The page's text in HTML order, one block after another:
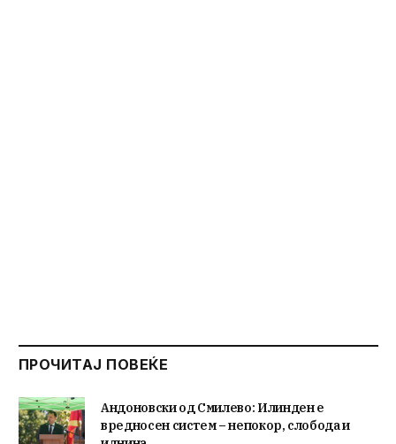
ПРОЧИТАЈ ПОВЕЌЕ
Андоновски од Смилево: Илинден е
вредносен систем – непокор, слобода и